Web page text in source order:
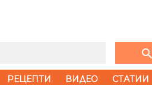
search
РЕЦЕПТИ ВИДЕО СТАТИИ